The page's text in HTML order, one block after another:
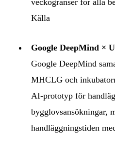
veckogränser för alla
Källa
Google DeepMind ×
Google DeepMind
MHCLG och
AI-prototyp för
bygglovsansökningar,
handläggningstiden